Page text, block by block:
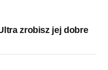
zrobisz jej dobre